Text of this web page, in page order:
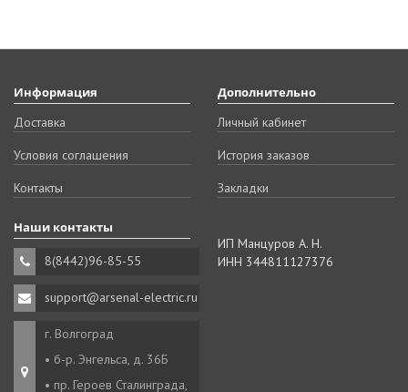
Информация
Доставка
Условия соглашения
Контакты
Дополнительно
Личный кабинет
История заказов
Закладки
Наши контакты
8(8442)96-85-55
support@arsenal-electric.ru
г. Волгоград
• б-р. Энгельса, д. 36Б
• пр. Героев Сталинграда,
ИП Манцуров А. Н.
ИНН 344811127376